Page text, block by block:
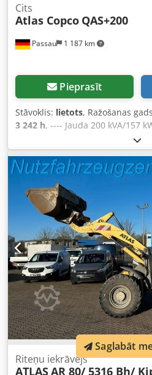
Passau 1 187 km
Cits
Atlas Copco QAS+200
Pieprasīt
Stāvoklis: lietots, Ražošanas
3 242 h, ---- Jauda 200 kVA/157
tvertne Dkjdszrkuajpfx Akmjr
ražošanas gads 12/2022 Rozetes
Aizsardzības slēdzis pret
Riteņu iekrāvējs
ATLASAR 80/ 5316 Bh/
Saglabāt